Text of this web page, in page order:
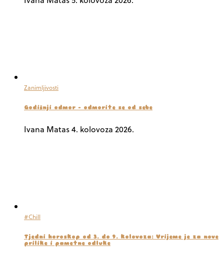
Zanimljivosti
Godišnji odmor – odmorite se od sebe
Ivana Matas4. kolovoza 2026.
#Chill
Tjedni horoskop od 3. do 9. kolovoza: Vrijeme je za nove
prilike i pametne odluke